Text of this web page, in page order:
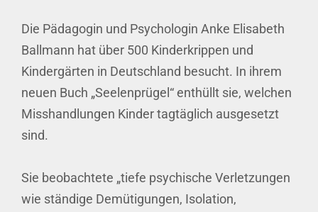
Die Pädagogin und Psychologin Anke Elisabeth
Ballmann hat über 500 Kinderkrippen und
Kindergärten in Deutschland besucht. In ihrem
neuen Buch „Seelenprügel“ enthüllt sie, welchen
Misshandlungen Kinder tagtäglich ausgesetzt
sind.
Sie beobachtete „tiefe psychische Verletzungen
wie ständige Demütigungen, Isolation,